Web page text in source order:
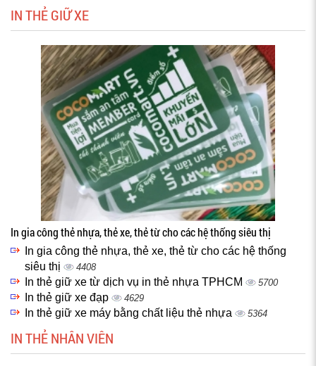
IN THẺ GIỮ XE
In gia công thẻ nhựa, thẻ xe, thẻ từ cho các hệ thống siêu thị
In gia công thẻ nhựa, thẻ xe, thẻ từ cho các hệ thống
siêu thị
4408
In thẻ giữ xe từ dịch vụ in thẻ nhựa TPHCM 5700
In thẻ giữ xe đạp 4629
In thẻ giữ xe máy bằng chất liệu thẻ nhựa 5364
IN THẺ NHÂN VIÊN